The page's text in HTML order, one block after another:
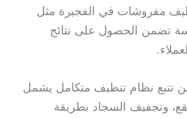
مفروشات في الفجيرة مثل
تضمن الحصول على نتائج
تتبع نظام تنظيف متكامل يشمل
وتجفيف السجاد بطريقة